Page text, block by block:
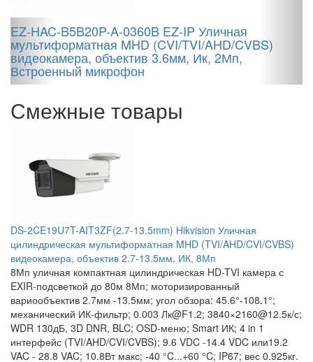
EZ-HAC-B5B20P-A-0360B EZ-IP Уличная
мультиформатная MHD (CVI/TVI/AHD/CVBS)
видеокамера, объектив 3.6мм, Ик, 2Мп,
Встроенный микрофон
Смежные товары
DS-2CE19U7T-AIT3ZF(2.7-13.5mm) Hikvision Уличная
цилиндрическая мультиформатная MHD (TVI/AHD/CVI/CVBS)
видеокамера, объектив 2.7-13.5мм, ИК, 8Мп
8Мп уличная компактная цилиндрическая HD-TVI камера с
EXIR-подсветкой до 80м 8Мп; моторизированный
вариообъектив 2.7мм -13.5мм; угол обзора: 45.6°-108.1°;
механический ИК-фильтр; 0.003 Лк@F1.2; 3840×2160@12.5к/с;
WDR 130дБ, 3D DNR, BLC; OSD-меню; Smart ИК; 4 in 1
интерфейс (TVI/AHD/CVI/CVBS); 9.6 VDC -14.4 VDC или19.2
VAC - 28.8 VAC; 10.8Вт макс; -40 °C...+60 °C; IP67; вес 0.925кг.